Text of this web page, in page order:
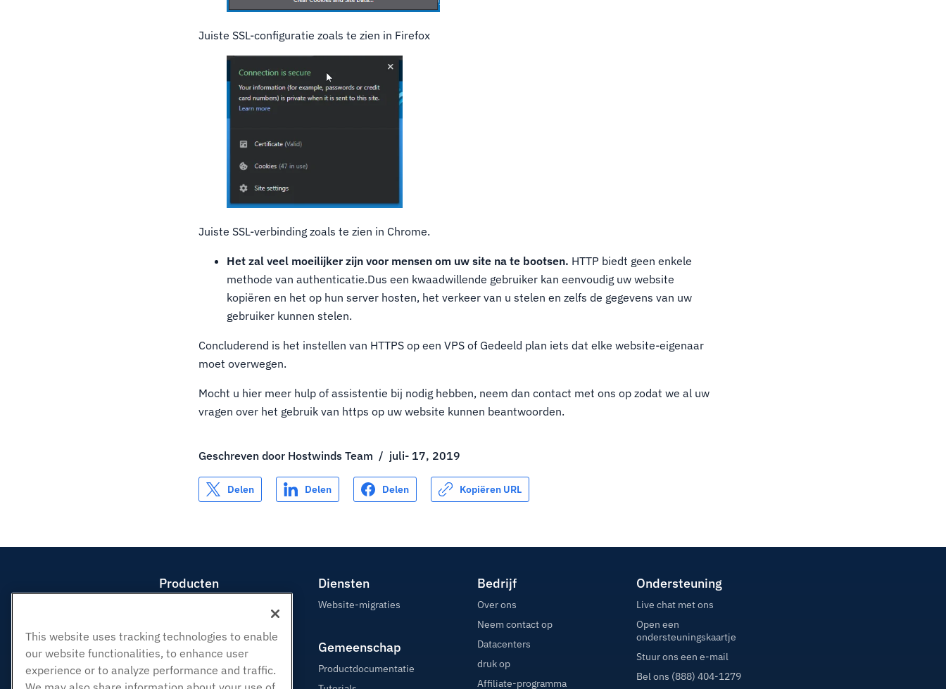
Juiste SSL-configuratie zoals te zien in Firefox
Juiste SSL-verbinding zoals te zien in Chrome.
Het zal veel moeilijker zijn voor mensen om uw site na te bootsen. HTTP biedt geen enkele
methode van authenticatie.Dus een kwaadwillende gebruiker kan eenvoudig uw website
kopiëren en het op hun server hosten, het verkeer van u stelen en zelfs de gegevens van uw
gebruiker kunnen stelen.
Concluderend is het instellen van HTTPS op een VPS of Gedeeld plan iets dat elke website-eigenaar
moet overwegen.
Mocht u hier meer hulp of assistentie bij nodig hebben, neem dan contact met ons op zodat we al uw
vragen over het gebruik van https op uw website kunnen beantwoorden.
Geschreven door Hostwinds Team / juli- 17, 2019
Delen Delen Delen Kopiëren URL
Producten
Hosting door wederverkopers
White Label-wederverkoper
Beheerde Linux VPS
Diensten
Website-migraties
Gemeenschap
Productdocumentatie
Bedrijf
Over ons
Neem contact op
Datacenters
druk op
Affiliate-programma
Ondersteuning
Live chat met ons
Open een
ondersteuningskaartje
Stuur ons een e-mail
Bel ons (888) 404-1279
This website uses tracking technologies to enable
our website functionalities, to enhance user
experience or to analyze performance and traffic.